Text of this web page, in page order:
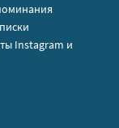
Instagram и